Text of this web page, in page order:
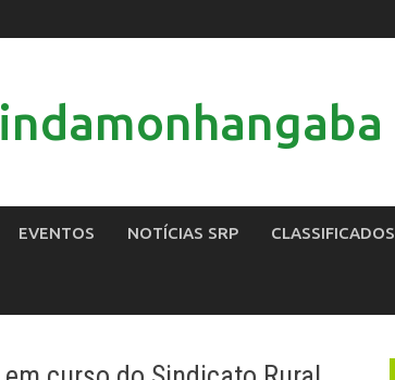
EVENTOS NOTÍCIAS SRP CLASSIFICADOS